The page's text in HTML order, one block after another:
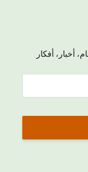
أخبار، أفكار